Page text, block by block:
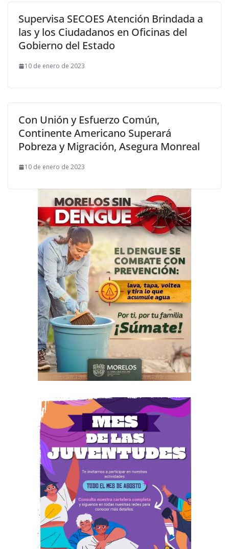
Supervisa SECOES Atención Brindada a
las y los Ciudadanos en Oficinas del
Gobierno del Estado
10 de enero de 2023
Con Unión y Esfuerzo Común,
Continente Americano Superará
Pobreza y Migración, Asegura Monreal
10 de enero de 2023